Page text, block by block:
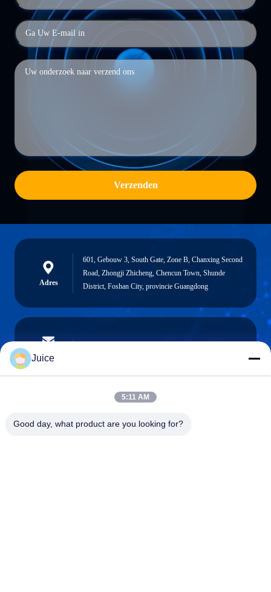
Verzenden
Adres
601, Gebouw 3, South Gate, Zone B, Chanxing Second
Road, Zhongji Zhicheng, Chencun Town, Shunde
District, Foshan City, provincie Guangdong
E-mailen
Telefoon
Juice
5:11 AM
Good day, what product are you looking for?